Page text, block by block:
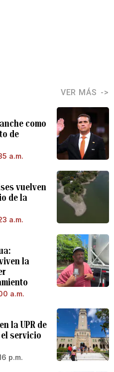
VER MÁS
como
de
a.m.
vuelven
de la
a.m.
la
a.m.
la UPR de
servicio
p.m.